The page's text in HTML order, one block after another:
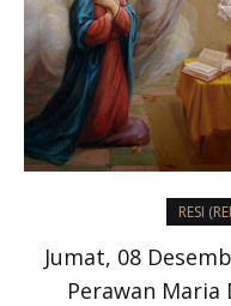
RESI
Jumat, 08
Perawan Maria